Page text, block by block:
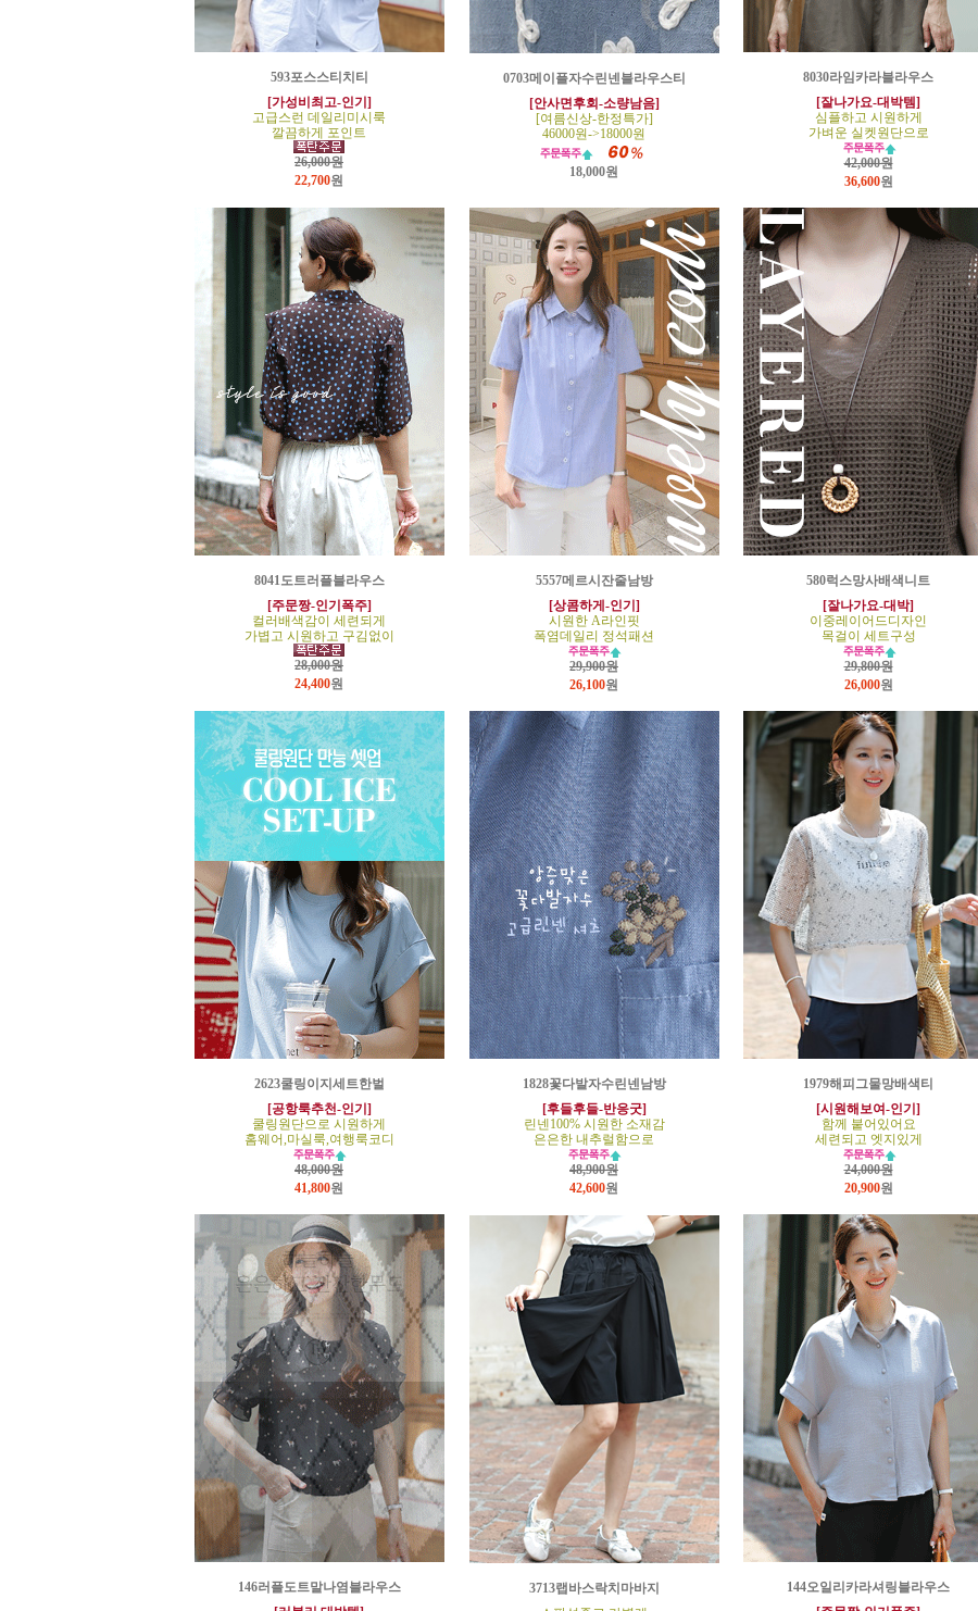
593포스스티치티
[가성비최고-인기]
고급스런 데일리미시룩
깔끔하게 포인트
26,000원
22,700원
0703메이플자수린넨블라우스티
[안사면후회-소량남음]
[여름신상-한정특가]
46000원->18000원
18,000원
8030라임카라블라우스
[잘나가요-대박템]
심플하고 시원하게
가벼운 실켓원단으로
42,000원
36,600원
8041도트러플블라우스
[주문짱-인기폭주]
컬러배색감이 세련되게
가볍고 시원하고 구김없이
28,000원
24,400원
5557메르시잔줄남방
[상콤하게-인기]
시원한 A라인핏
폭염데일리 정석패션
29,900원
26,100원
580럭스망사배색니트
[잘나가요-대박]
이중레이어드디자인
목걸이 세트구성
29,800원
26,000원
2623쿨링이지세트한벌
[공항룩추천-인기]
쿨링원단으로 시원하게
홈웨어,마실룩,여행룩코디
48,000원
41,800원
1828꽃다발자수린넨남방
[후들후들-반응굿]
린넨100% 시원한 소재감
은은한 내추럴함으로
48,900원
42,600원
1979해피그물망배색티
[시원해보여-인기]
함께 붙어있어요
세련되고 엣지있게
24,000원
20,900원
146러플도트말나염블라우스
3713랩바스락치마바지
144오일리카라셔링블라우스